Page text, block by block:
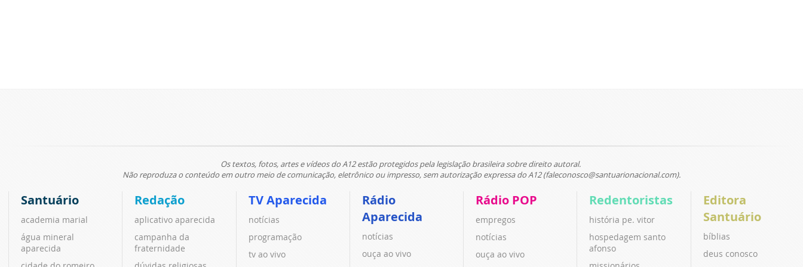
Os textos, fotos, artes e vídeos do A12 estão protegidos pela legislação brasileira sobre direito autoral.
Não reproduza o conteúdo em outro meio de comunicação, eletrônico ou impresso, sem autorização expressa do A12 (faleconosco@santuarionacional.com).
Santuário
academia marial
água mineral
aparecida
Redação
aplicativo aparecida
campanha da
fraternidade
TV Aparecida
notícias
programação
tv ao vivo
Rádio
Aparecida
notícias
ouça ao vivo
Rádio POP
empregos
notícias
ouça ao vivo
Redentoristas
história pe. vitor
hospedagem santo
afonso
Editora
Santuário
bíblias
deus conosco